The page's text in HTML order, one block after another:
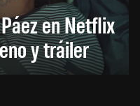
en Netflix
y tráiler